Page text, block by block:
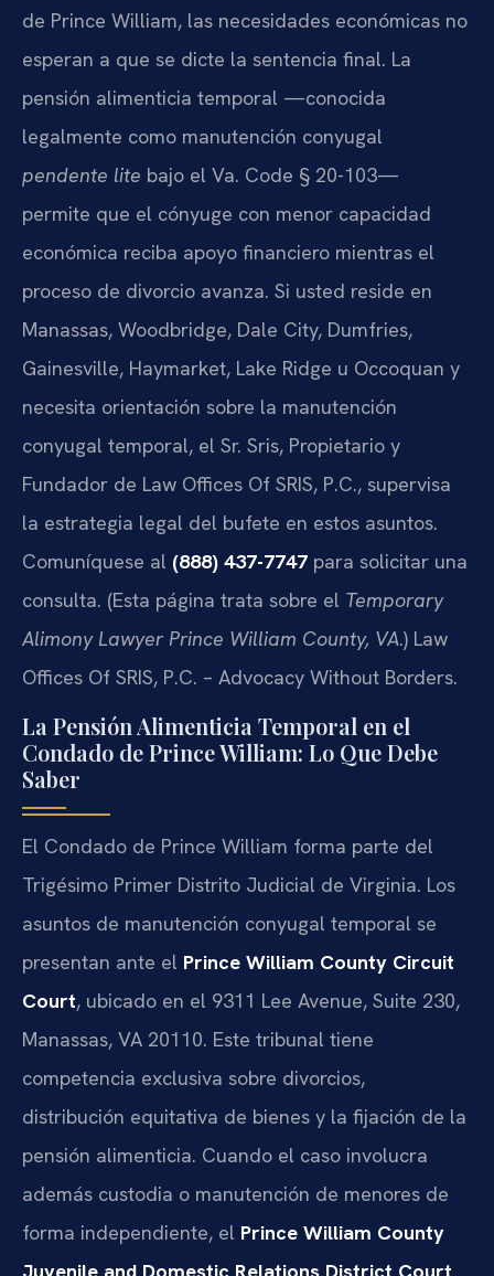
de Prince William, las necesidades económicas no
esperan a que se dicte la sentencia final. La
pensión alimenticia temporal —conocida
legalmente como manutención conyugal
pendente lite bajo el Va. Code § 20-103—
permite que el cónyuge con menor capacidad
económica reciba apoyo financiero mientras el
proceso de divorcio avanza. Si usted reside en
Manassas, Woodbridge, Dale City, Dumfries,
Gainesville, Haymarket, Lake Ridge u Occoquan y
necesita orientación sobre la manutención
conyugal temporal, el Sr. Sris, Propietario y
Fundador de Law Offices Of SRIS, P.C., supervisa
la estrategia legal del bufete en estos asuntos.
Comuníquese al (888) 437-7747 para solicitar una
consulta. (Esta página trata sobre el Temporary
Alimony Lawyer Prince William County, VA.) Law
Offices Of SRIS, P.C. – Advocacy Without Borders.
La Pensión Alimenticia Temporal en el
Condado de Prince William: Lo Que Debe
Saber
El Condado de Prince William forma parte del
Trigésimo Primer Distrito Judicial de Virginia. Los
asuntos de manutención conyugal temporal se
presentan ante el Prince William County Circuit
Court, ubicado en el 9311 Lee Avenue, Suite 230,
Manassas, VA 20110. Este tribunal tiene
competencia exclusiva sobre divorcios,
distribución equitativa de bienes y la fijación de la
pensión alimenticia. Cuando el caso involucra
además custodia o manutención de menores de
forma independiente, el Prince William County
Juvenile and Domestic Relations District Court